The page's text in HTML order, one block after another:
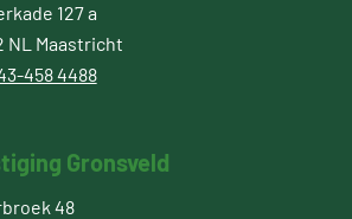
127 a
NL Maastricht
458 4488
Gronsveld
48